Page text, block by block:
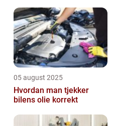
05 august 2025
Hvordan man tjekker
bilens olie korrekt